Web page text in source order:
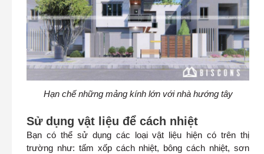
Hạn chế những mảng kính lớn với nhà hướng tây
Sử dụng vật liệu để cách nhiệt
Bạn có thể sử dụng các loại vật liệu hiện có trên thị
trường như: tấm xốp cách nhiệt, bông cách nhiệt, sơn